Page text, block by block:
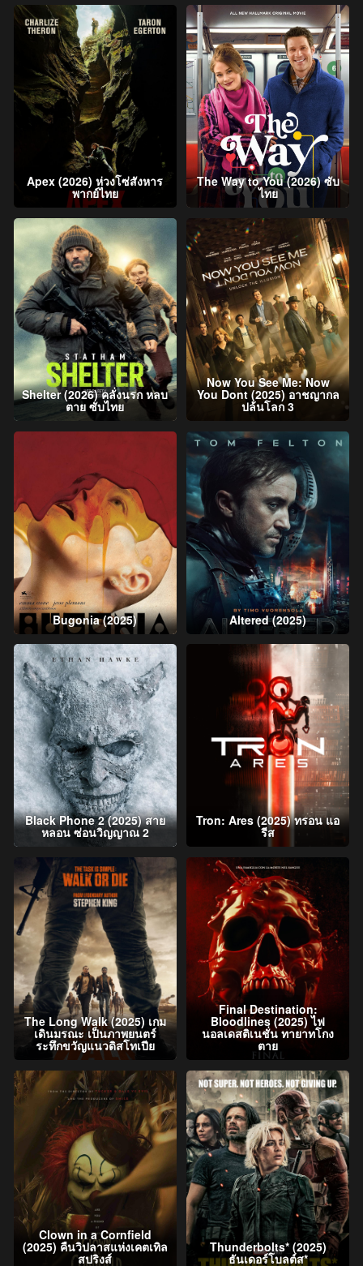
Apex (2026) ห่วงโซ่สังหาร
พากย์ไทย
The Way to You (2026) ซับ
ไทย
Shelter (2026) คลั่งนรก หลบ
ตาย ซับไทย
Now You See Me: Now
You Dont (2025) อาชญากล
ปล้นโลก 3
Bugonia (2025) Altered (2025)
Black Phone 2 (2025) สาย
หลอน ซ่อนวิญญาณ 2
Tron: Ares (2025) ทรอน แอ
รีส
The Long Walk (2025) เกม
เดินมรณะ เป็นภาพยนตร์
ระทึกขวัญแนวดิสโทเปีย
Final Destination:
Bloodlines (2025) ไฟ
นอลเดสติเนชั่น ทายาทโกง
ตาย
Clown in a Cornfield
(2025) คืนวิปลาสแห่งเคตเทิล
สปริงส์
Thunderbolts* (2025)
ธันเดอร์โบลต์ส*